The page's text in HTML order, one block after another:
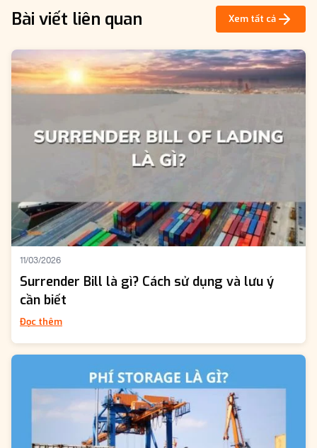
Bài viết liên quan Xem tất cả
11/03/2026
Surrender Bill là gì? Cách sử dụng và lưu ý
cần biết
Đọc thêm